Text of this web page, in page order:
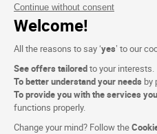
Continue without consent
Welcome!
All the reasons to say ‘yes’ to our
See offers tailoredto your interests.
To better understand your needs by
To provide you with the services
functions properly.
Change your mind? Follow the
Crediti fotografici
Facebook
Linkedin